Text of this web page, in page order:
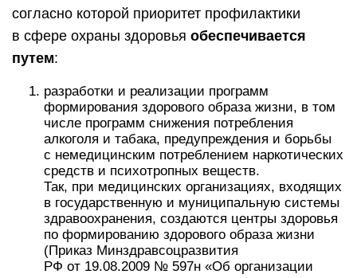
согласно которой приоритет профилактики
в сфере охраны здоровья обеспечивается
путем:
разработки и реализации программ
формирования здорового образа жизни, в том
числе программ снижения потребления
алкоголя и табака, предупреждения и борьбы
с немедицинским потреблением наркотических
средств и психотропных веществ.
Так, при медицинских организациях, входящих
в государственную и муниципальную системы
здравоохранения, создаются центры здоровья
по формированию здорового образа жизни
(Приказ Минздравсоцразвития
РФ от 19.08.2009 № 597н «Об организации